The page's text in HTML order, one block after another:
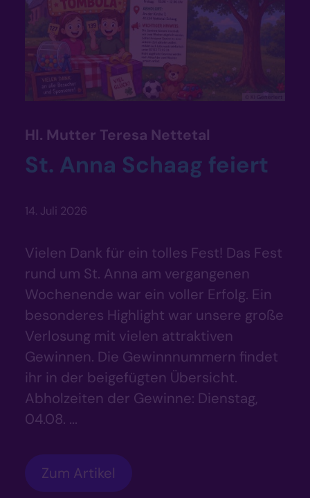
© KI Generiert
Hl. Mutter Teresa Nettetal
St. Anna Schaag feiert
14. Juli 2026
Vielen Dank für ein tolles Fest! Das Fest
rund um St. Anna am vergangenen
Wochenende war ein voller Erfolg. Ein
besonderes Highlight war unsere große
Verlosung mit vielen attraktiven
Gewinnen. Die Gewinnnummern findet
ihr in der beigefügten Übersicht.
Abholzeiten der Gewinne: Dienstag,
04.08. ...
Zum Artikel